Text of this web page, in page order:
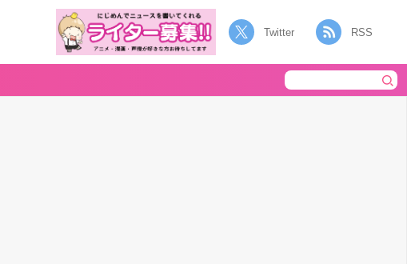
Twitter RSS